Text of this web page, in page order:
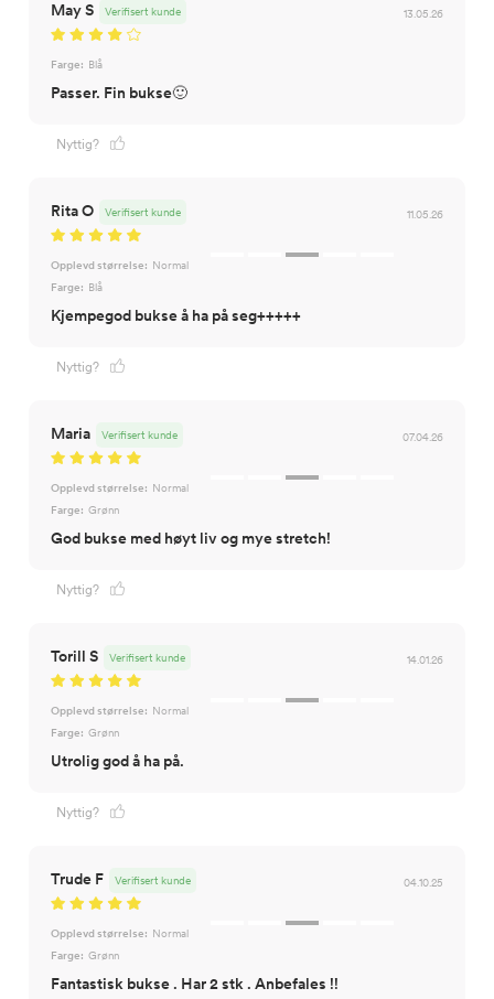
May S 13.05.26
Verifisert kunde
Farge: Blå
Passer. Fin bukse🙂
Nyttig?
Rita O 11.05.26
Verifisert kunde
Opplevd størrelse: Normal
Farge: Blå
Kjempegod bukse å ha på seg+++++
Nyttig?
Maria 07.04.26
Verifisert kunde
Opplevd størrelse: Normal
Farge: Grønn
God bukse med høyt liv og mye stretch!
Nyttig?
Torill S 14.01.26
Verifisert kunde
Opplevd størrelse: Normal
Farge: Grønn
Utrolig god å ha på.
Nyttig?
Trude F 04.10.25
Verifisert kunde
Opplevd størrelse: Normal
Farge: Grønn
Fantastisk bukse . Har 2 stk . Anbefales !!